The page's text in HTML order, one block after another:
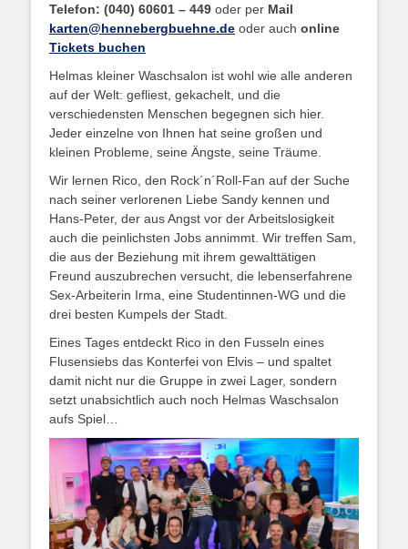
Telefon: (040) 60601 – 449 oder per Mail
karten@hennebergbuehne.de oder auch online
Tickets buchen
Helmas kleiner Waschsalon ist wohl wie alle anderen
auf der Welt: gefliest, gekachelt, und die
verschiedensten Menschen begegnen sich hier.
Jeder einzelne von Ihnen hat seine großen und
kleinen Probleme, seine Ängste, seine Träume.
Wir lernen Rico, den Rock´n´Roll-Fan auf der Suche
nach seiner verlorenen Liebe Sandy kennen und
Hans-Peter, der aus Angst vor der Arbeitslosigkeit
auch die peinlichsten Jobs annimmt. Wir treffen Sam,
die aus der Beziehung mit ihrem gewalttätigen
Freund auszubrechen versucht, die lebenserfahrene
Sex-Arbeiterin Irma, eine Studentinnen-WG und die
drei besten Kumpels der Stadt.
Eines Tages entdeckt Rico in den Fusseln eines
Flusensiebs das Konterfei von Elvis – und spaltet
damit nicht nur die Gruppe in zwei Lager, sondern
setzt unabsichtlich auch noch Helmas Waschsalon
aufs Spiel…